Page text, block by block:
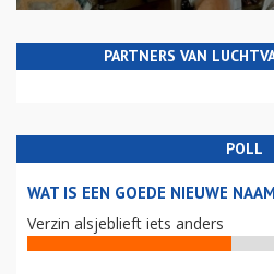
PARTNERS VAN
POLL
WAT IS EEN GOEDE NIEUWE
Verzin alsjeblieft iets anders